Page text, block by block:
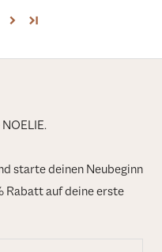
starte deinen Neubeginn
Rabatt auf deine erste